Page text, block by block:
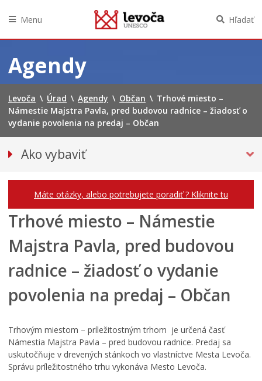
obsah
Menu Hľadať
Agendy
Levoča \ Úrad \ Agendy \ Občan \ Trhové miesto –
Námestie Majstra Pavla, pred budovou radnice – žiadosť o
vydanie povolenia na predaj – Občan
Ako vybaviť
Máte otázky, alebo potrebujete poradiť ? Kliknite tu
Trhové miesto – Námestie
Majstra Pavla, pred budovou
radnice – žiadosť o vydanie
povolenia na predaj – Občan
Trhovým miestom – príležitostným trhom je určená časť
Námestia Majstra Pavla – pred budovou radnice. Predaj sa
uskutočňuje v drevených stánkoch vo vlastníctve Mesta Levoča.
Správu príležitostného trhu vykonáva Mesto Levoča.